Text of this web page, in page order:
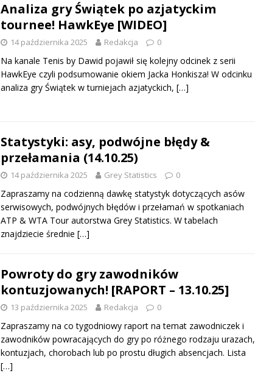
Analiza gry Świątek po azjatyckim
tournee! HawkEye [WIDEO]
14 października 2025 Redakcja 0
Na kanale Tenis by Dawid pojawił się kolejny odcinek z serii
HawkEye czyli podsumowanie okiem Jacka Honkisza! W odcinku
analiza gry Świątek w turniejach azjatyckich, […]
Statystyki: asy, podwójne błędy &
przełamania (14.10.25)
14 października 2025 Grey Statistics 0
Zapraszamy na codzienną dawkę statystyk dotyczących asów
serwisowych, podwójnych błędów i przełamań w spotkaniach
ATP & WTA Tour autorstwa Grey Statistics. W tabelach
znajdziecie średnie […]
Powroty do gry zawodników
kontuzjowanych! [RAPORT – 13.10.25]
13 października 2025 Redakcja 0
Zapraszamy na co tygodniowy raport na temat zawodniczek i
zawodników powracających do gry po różnego rodzaju urazach,
kontuzjach, chorobach lub po prostu długich absencjach. Lista
[…]